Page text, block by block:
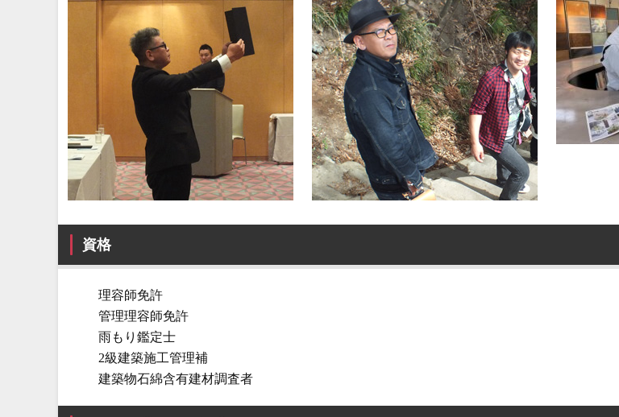
資格
理容師免許
管理理容師免許
雨もり鑑定士
2級建築施工管理補
建築物石綿含有建材調査者